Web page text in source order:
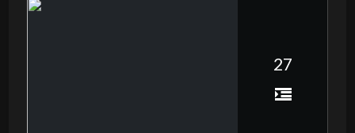
27